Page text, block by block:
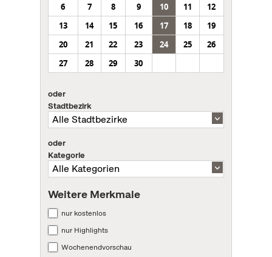
6
7 8 9 10 11
12
13
14 15 16 17 18
19
20
21 22 23 24 25
26
27
28 29 30
oder
Stadtbezirk
oder
Kategorie
Weitere Merkmale
nur kostenlos
nur Highlights
Wochenendvorschau